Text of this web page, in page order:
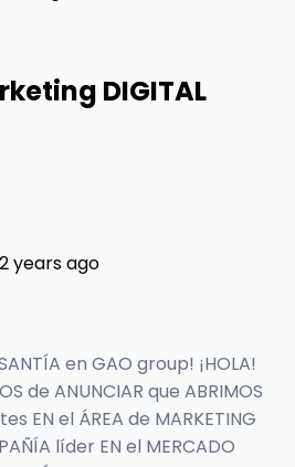
DIGITAL
2 years ago
en GAO group! ¡HOLA!
de ANUNCIAR que ABRIMOS
EN el ÁREA de MARKETING
líder EN el MERCADO